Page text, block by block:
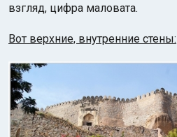
взгляд, цифра маловата.
Вот верхние, внутренние стены: